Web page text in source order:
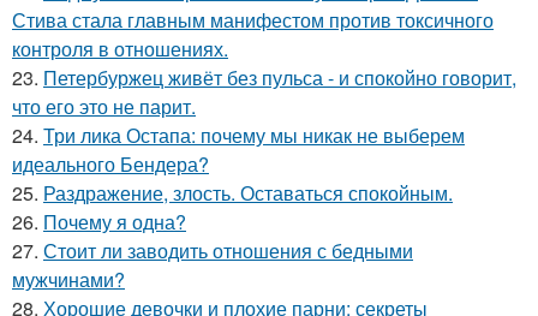
Стива стала главным манифестом против токсичного
контроля в отношениях.
23. Петербуржец живёт без пульса - и спокойно говорит,
что его это не парит.
24. Три лика Остапа: почему мы никак не выберем
идеального Бендера?
25. Раздражение, злость. Оставаться спокойным.
26. Почему я одна?
27. Стоит ли заводить отношения с бедными
мужчинами?
28. Хорошие девочки и плохие парни: секреты